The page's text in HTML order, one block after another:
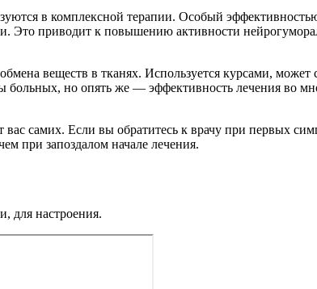
в комплексной терапии. Особый
Это приводит к повышению активности
веществ в тканях. Используется курсами,
но опять же — эффективность лечения во
самих. Если вы обратитесь к врачу при первых
при запоздалом начале лечения.
для настроения.